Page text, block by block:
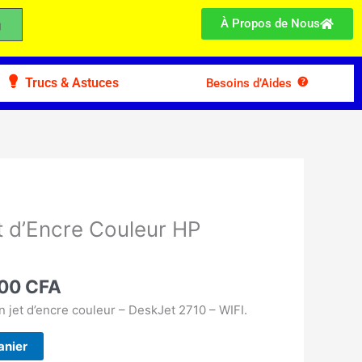
À Propos de Nous
Trucs & Astuces Besoins d’Aides
Couleur HP
CFA.
CFA
prix
actuel
d’encre couleur – DeskJet 2710 – WIFI.